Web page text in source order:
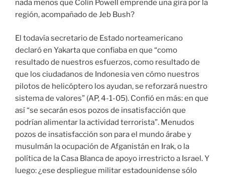
nada menos que Colin Powell emprende una gira por la
región, acompañado de Jeb Bush?
El todavía secretario de Estado norteamericano
declaró en Yakarta que confiaba en que “como
resultado de nuestros esfuerzos, como resultado de
que los ciudadanos de Indonesia ven cómo nuestros
pilotos de helicóptero los ayudan, se reforzará nuestro
sistema de valores” (AP, 4-1-05). Confió en más: en que
así “se secarán esos pozos de insatisfacción que
podrían alimentar la actividad terrorista”. Menudos
pozos de insatisfacción son para el mundo árabe y
musulmán la ocupación de Afganistán en Irak, o la
política de la Casa Blanca de apoyo irrestricto a Israel. Y
luego: ¿ese despliegue militar estadounidense sólo